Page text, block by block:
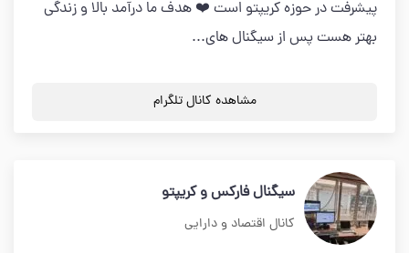
پیشرفت در حوزه کریپتو است ❤️ هدف ما درآمد بالا و زندگی
بهتر هست پس از سیگنال های...
مشاهده کانال تلگرام
سیگنال فارکس و کریپتو
کانال اقتصاد و دارایی